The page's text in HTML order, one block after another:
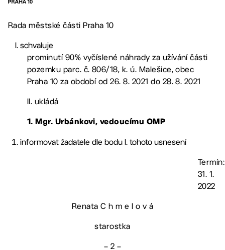
Rada městské části Praha 10
schvaluje
prominutí 90% vyčíslené náhrady za užívání části
pozemku parc. č. 806/18, k. ú. Malešice, obec
Praha 10 za období od 26. 8. 2021 do 28. 8. 2021
II. ukládá
1. Mgr. Urbánkovi, vedoucímu OMP
informovat žadatele dle bodu I. tohoto usnesení
Termín:
31. 1.
2022
Renata C h m e l o v á
starostka
– 2 –